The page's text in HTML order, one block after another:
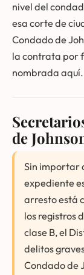
nivel del
esa corte de
Condado de
la contrata por
nombrada aquí.
de
Sin importar
expediente
arresto está
los registros
clase B, el
delitos
Condado de